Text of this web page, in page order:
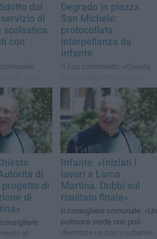
dal
di
scolastica
con
non sta
Degrado in piazza
San Michele:
protocollata
interpellanza da
Infante
Il suo commento: «Questa
destinata all'abbandono»
di
progetto di
di
al
Infante: «Iniziati i
lavori a Lama
Martina. Dubbi sul
risultato finale»
Il consigliere comunale: «Un
polmone verde non può
diventare un parco urbano»